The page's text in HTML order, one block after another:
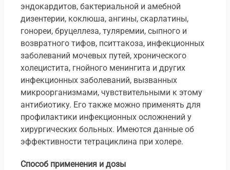
эндокардитов, бактериальной и амебной
дизентерии, коклюша, ангины, скарлатины,
гонореи, бруцеллеза, туляремии, сыпного и
возвратного тифов, пситтакоза, инфекционных
заболеваний мочевых путей, хронического
холецистита, гнойного менингита и других
инфекционных заболеваний, вызванных
микроорганизмами, чувствительными к этому
антибиотику. Его также можно применять для
профилактики инфекционных осложнений у
хирургических больных. Имеются данные об
эффективности тетрациклина при холере.
Способ применения и дозы